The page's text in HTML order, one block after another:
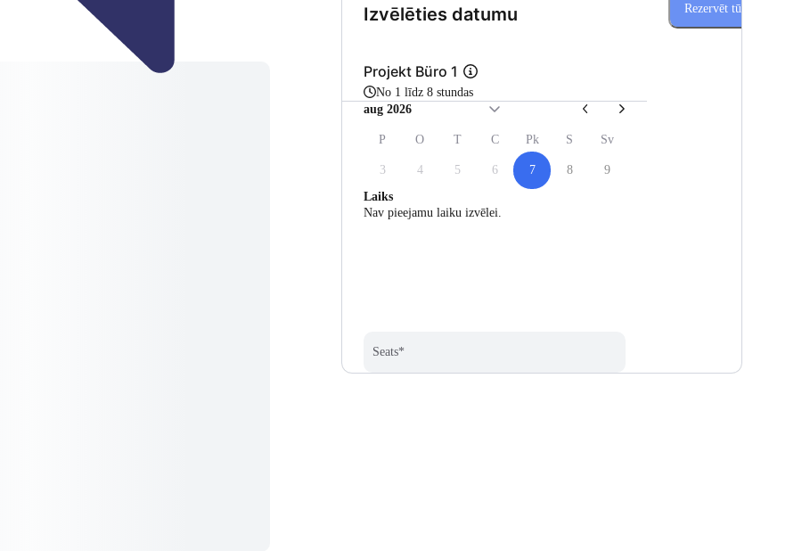
Izvēlēties datumu
Projekt Büro 1
No 1 līdz 8 stundas
aug 2026
P O T C Pk S Sv
3 4 5 6 7 8
9
Laiks
Nav pieejamu laiku izvēlei.
Seats*
Rezervēt tūlīt